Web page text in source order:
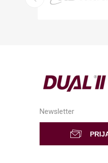
Newsletter